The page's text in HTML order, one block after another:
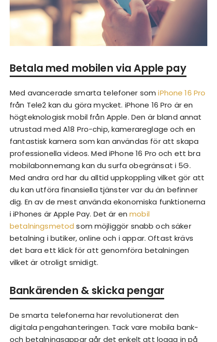
Betala med mobilen via Apple pay
Med avancerade smarta telefoner somiPhone 16 Pro
från Tele2 kan du göra mycket. iPhone 16 Pro är en
högteknologisk mobil från Apple. Den är bland annat
utrustad med A18 Pro-chip, kamerareglage och en
fantastisk kamera som kan användas för att skapa
professionella videos. Med iPhone 16 Pro och ett bra
mobilabonnemang kan du surfa obegränsat i 5G.
Med andra ord har du alltid uppkoppling vilket gör att
du kan utföra finansiella tjänster var du än befinner
dig. En av de mest använda ekonomiska funktionerna
i iPhones är Apple Pay. Det är enmobil
betalningsmetod som möjliggör snabb och säker
betalning i butiker, online och i appar. Oftast krävs
det bara ett klick för att genomföra betalningen
vilket är otroligt smidigt.
Bankärenden & skicka pengar
De smarta telefonerna har revolutionerat den
digitala pengahanteringen. Tack vare mobila bank-
och betalningsappar går det enkelt att logga in på